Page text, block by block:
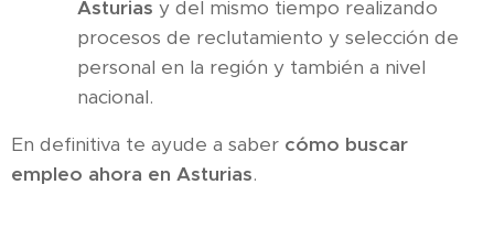
Asturias y del mismo tiempo realizando
procesos de reclutamiento y selección de
personal en la región y también a nivel
nacional.
En definitiva te ayude a saber cómo buscar
empleo ahora en Asturias.